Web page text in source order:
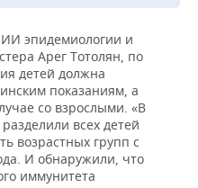
эпидемиологии и
Арег Тотолян, по
детей должна
показаниям, а
со взрослыми. «В
всех детей
возрастных групп с
И обнаружили, что
иммунитета